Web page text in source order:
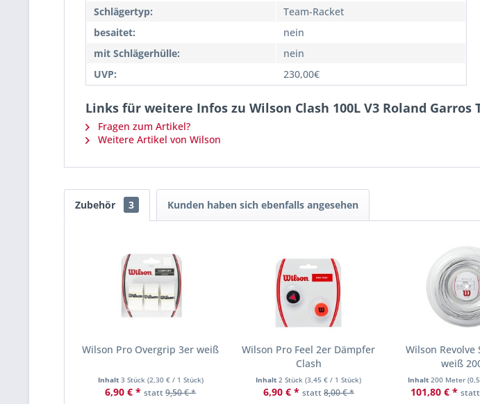
Schlägertyp:
Team-Racket
besaitet:
nein
mit Schlägerhülle:
nein
UVP:
230,00€
Links für weitere Infos zu Wilson Clash 100L V3 Roland Garros
Fragen zum Artikel?
Weitere Artikel von Wilson
Zubehör 3 Kunden haben sich ebenfalls angesehen
Wilson Pro Overgrip 3er weiß
Inhalt 3 Stück (2,30 €/ 1 Stück)
6,90 € * statt9,50 € *
Wilson Pro Feel 2er Dämpfer
Clash
Inhalt2 Stück(3,45 € / 1 Stück)
6,90 € * statt8,00 € *
Wilson Revolve
weiß
Inhalt 200 Meter (
101,80 € *